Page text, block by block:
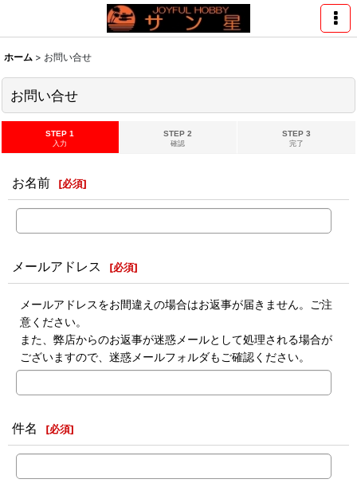
ホーム > お問い合せ
お問い合せ
STEP 1
入力
STEP 2
確認
STEP 3
完了
お名前 [必須]
メールアドレス [必須]
メールアドレスをお間違えの場合はお返事が届きません。ご注
意ください。
また、弊店からのお返事が迷惑メールとして処理される場合が
ございますので、迷惑メールフォルダもご確認ください。
件名 [必須]